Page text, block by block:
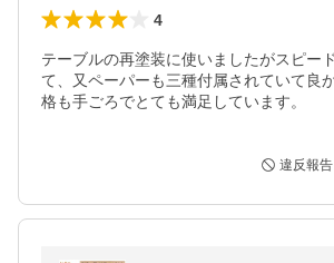
4
テーブルの再塗装に使いましたがスピー
て、又ペーパーも三種付属されていて良
格も手ごろでとても満足しています。
違反報告